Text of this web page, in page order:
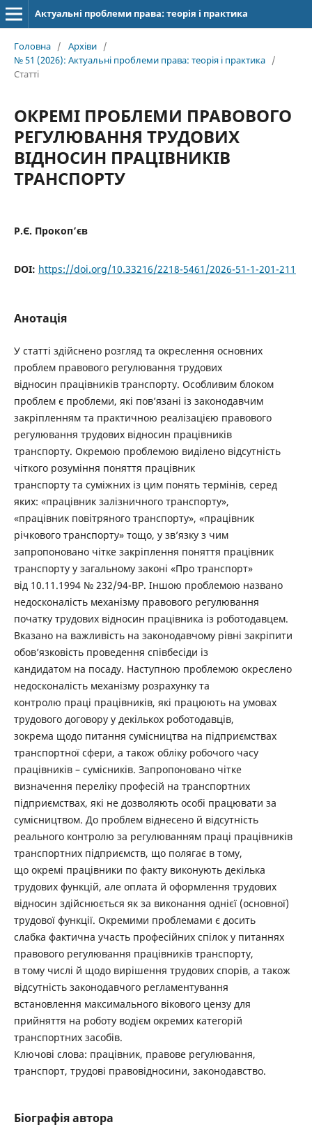
Актуальні проблеми права: теорія і практика
Головна / Архіви /
№ 51 (2026): Актуальні проблеми права: теорія і практика /
Статті
ОКРЕМІ ПРОБЛЕМИ ПРАВОВОГО
РЕГУЛЮВАННЯ ТРУДОВИХ
ВІДНОСИН ПРАЦІВНИКІВ
ТРАНСПОРТУ
Р.Є. Прокоп’єв
DOI: https://doi.org/10.33216/2218-5461/2026-51-1-201-211
Анотація
У статті здійснено розгляд та окреслення основних
проблем правового регулювання трудових
відносин працівників транспорту. Особливим блоком
проблем є проблеми, які пов’язані із законодавчим
закріпленням та практичною реалізацією правового
регулювання трудових відносин працівників
транспорту. Окремою проблемою виділено відсутність
чіткого розуміння поняття працівник
транспорту та суміжних із цим понять термінів, серед
яких: «працівник залізничного транспорту»,
«працівник повітряного транспорту», «працівник
річкового транспорту» тощо, у зв’язку з чим
запропоновано чітке закріплення поняття працівник
транспорту у загальному законі «Про транспорт»
від 10.11.1994 № 232/94-ВР. Іншою проблемою названо
недосконалість механізму правового регулювання
початку трудових відносин працівника із роботодавцем.
Вказано на важливість на законодавчому рівні закріпити
обов’язковість проведення співбесіди із
кандидатом на посаду. Наступною проблемою окреслено
недосконалість механізму розрахунку та
контролю праці працівників, які працюють на умовах
трудового договору у декількох роботодавців,
зокрема щодо питання сумісництва на підприємствах
транспортної сфери, а також обліку робочого часу
працівників – сумісників. Запропоновано чітке
визначення переліку професій на транспортних
підприємствах, які не дозволяють особі працювати за
сумісництвом. До проблем віднесено й відсутність
реального контролю за регулюванням праці працівників
транспортних підприємств, що полягає в тому,
що окремі працівники по факту виконують декілька
трудових функцій, але оплата й оформлення трудових
відносин здійснюється як за виконання однієї (основної)
трудової функції. Окремими проблемами є досить
слабка фактична участь професійних спілок у питаннях
правового регулювання працівників транспорту,
в тому числі й щодо вирішення трудових спорів, а також
відсутність законодавчого регламентування
встановлення максимального вікового цензу для
прийняття на роботу водієм окремих категорій
транспортних засобів.
Ключові слова: працівник, правове регулювання,
транспорт, трудові правовідносини, законодавство.
Біографія автора